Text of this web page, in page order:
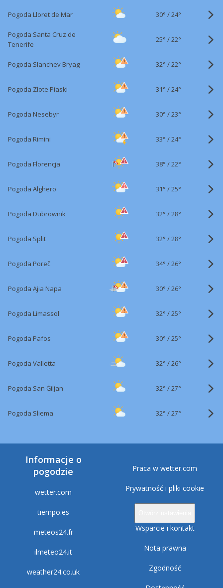
Pogoda Lloret de Mar 30° /24°
Pogoda Santa Cruz de
Tenerife
25° /22°
Pogoda Slanchev Bryag 32° /22°
Pogoda Złote Piaski 31° /24°
Pogoda Nesebyr 30° /23°
Pogoda Rimini 33° /24°
Pogoda Florencja 38° /22°
Pogoda Alghero 31° /25°
Pogoda Dubrownik 32° /28°
Pogoda Split 32° /28°
Pogoda Poreč 34° /26°
Pogoda Ajia Napa 30° /26°
Pogoda Limassol 32° /25°
Pogoda Pafos 30° /25°
Pogoda Valletta 32° /26°
Pogoda San Ġiljan 32° /27°
Pogoda Sliema 32° /27°
Informacje o
pogodzie
wetter.com
tiempo.es
meteos24.fr
ilmeteo24.it
weather24.co.uk
Praca w wetter.com
Prywatność i pliki cookie
Wsparcie i kontakt
Nota prawna
Zgodność